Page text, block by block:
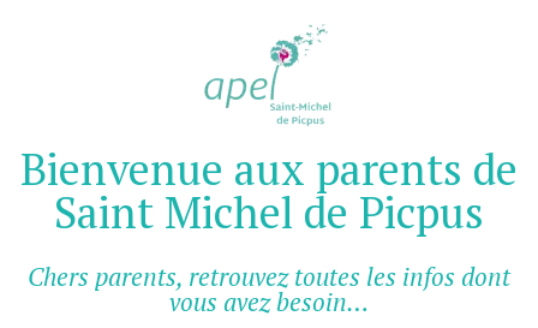
Bienvenue aux parents de
Saint Michel de Picpus
Chers parents, retrouvez toutes les infos dont
vous avez besoin…